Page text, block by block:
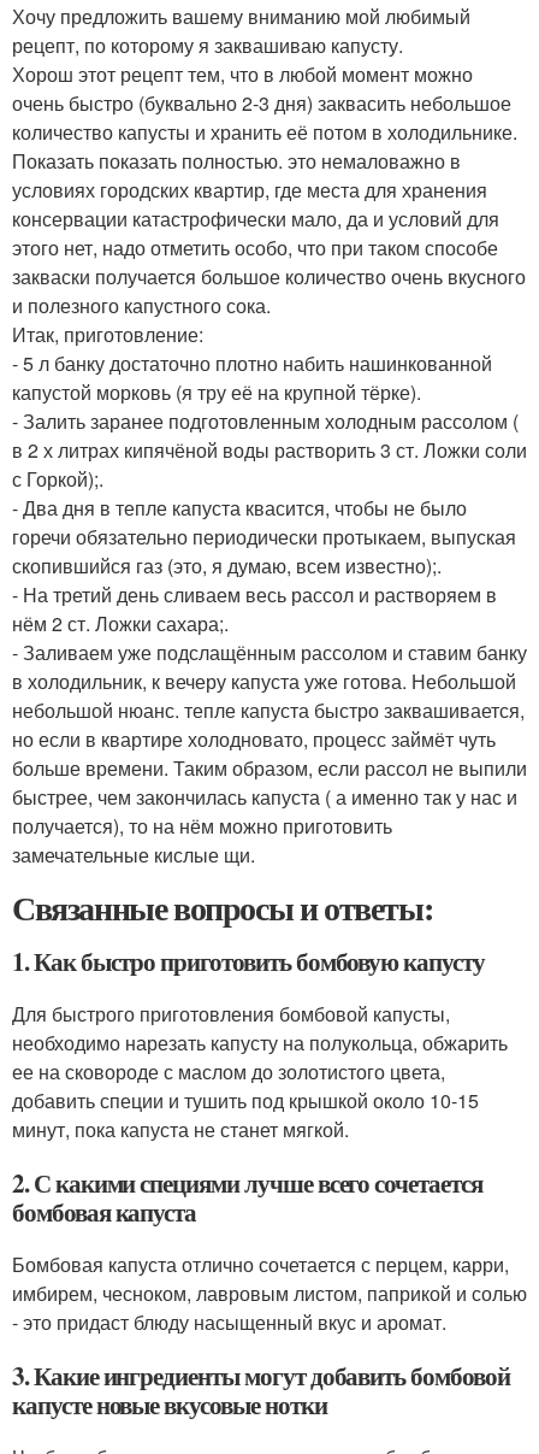
Хочу предложить вашему вниманию мой любимый
рецепт, по которому я заквашиваю капусту.
Хорош этот рецепт тем, что в любой момент можно
очень быстро (буквально 2-3 дня) заквасить небольшое
количество капусты и хранить её потом в холодильнике.
Показать показать полностью. это немаловажно в
условиях городских квартир, где места для хранения
консервации катастрофически мало, да и условий для
этого нет, надо отметить особо, что при таком способе
закваски получается большое количество очень вкусного
и полезного капустного сока.
Итак, приготовление:
- 5 л банку достаточно плотно набить нашинкованной
капустой морковь (я тру её на крупной тёрке).
- Залить заранее подготовленным холодным рассолом (
в 2 х литрах кипячёной воды растворить 3 ст. Ложки соли
с Горкой);.
- Два дня в тепле капуста квасится, чтобы не было
горечи обязательно периодически протыкаем, выпуская
скопившийся газ (это, я думаю, всем известно);.
- На третий день сливаем весь рассол и растворяем в
нём 2 ст. Ложки сахара;.
- Заливаем уже подслащённым рассолом и ставим банку
в холодильник, к вечеру капуста уже готова. Небольшой
небольшой нюанс. тепле капуста быстро заквашивается,
но если в квартире холодновато, процесс займёт чуть
больше времени. Таким образом, если рассол не выпили
быстрее, чем закончилась капуста ( а именно так у нас и
получается), то на нём можно приготовить
замечательные кислые щи.
Связанные вопросы и ответы:
1. Как быстро приготовить бомбовую капусту
Для быстрого приготовления бомбовой капусты,
необходимо нарезать капусту на полукольца, обжарить
ее на сковороде с маслом до золотистого цвета,
добавить специи и тушить под крышкой около 10-15
минут, пока капуста не станет мягкой.
2. С какими специями лучше всего сочетается
бомбовая капуста
Бомбовая капуста отлично сочетается с перцем, карри,
имбирем, чесноком, лавровым листом, паприкой и солью
- это придаст блюду насыщенный вкус и аромат.
3. Какие ингредиенты могут добавить бомбовой
капусте новые вкусовые нотки